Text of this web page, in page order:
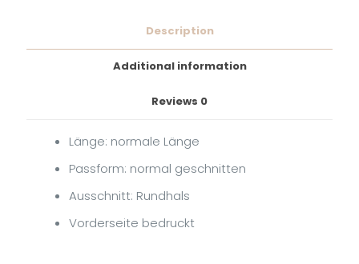
LIKE
Description
Additional information
Reviews 0
Länge: normale Länge
Passform: normal geschnitten
Ausschnitt: Rundhals
Vorderseite bedruckt